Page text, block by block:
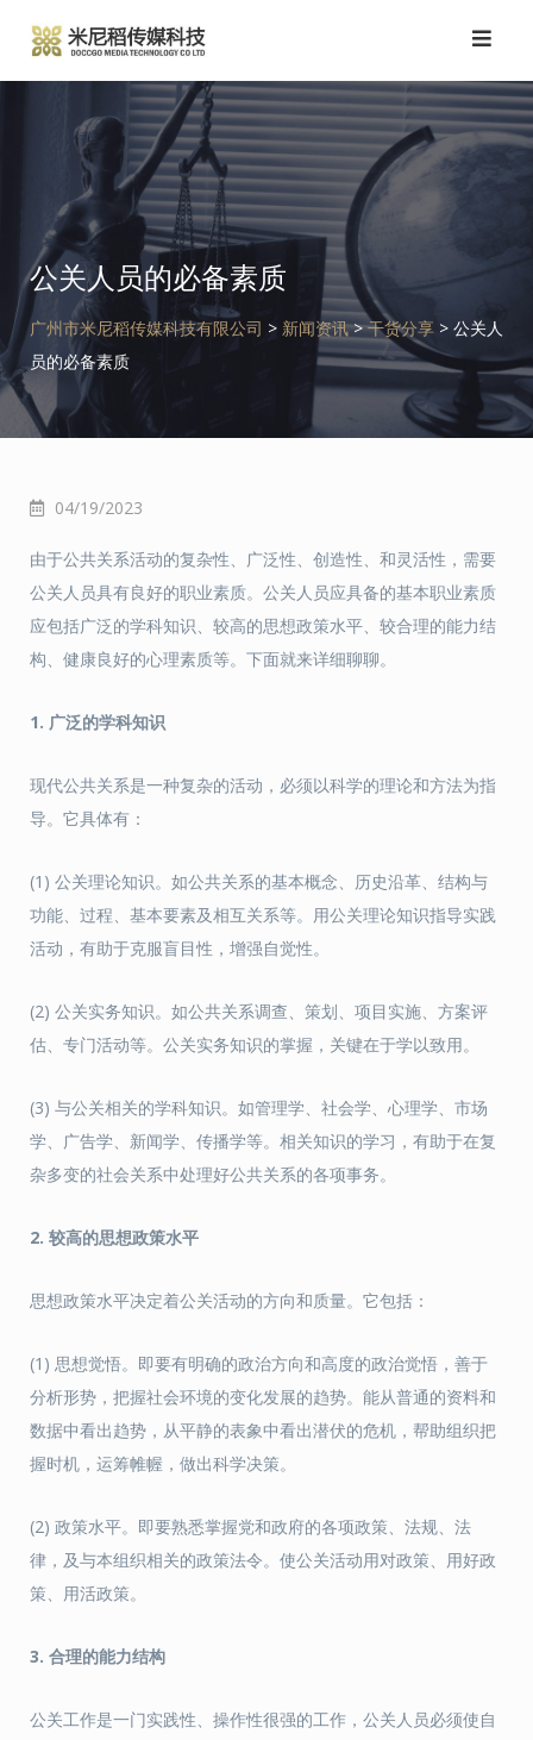
到
公关人员的必备素质
广州市米尼稻传媒科技有限公司 > 新闻资讯>干货分享 > 公关人
员的必备素质
04/19/2023
由于公共关系活动的复杂性、广泛性、创造性、和灵活性，需要
公关人员具有良好的职业素质。公关人员应具备的基本职业素质
应包括广泛的学科知识、较高的思想政策水平、较合理的能力结
构、健康良好的心理素质等。下面就来详细聊聊。
1. 广泛的学科知识
现代公共关系是一种复杂的活动，必须以科学的理论和方法为指
导。它具体有：
(1) 公关理论知识。如公共关系的基本概念、历史沿革、结构与
功能、过程、基本要素及相互关系等。用公关理论知识指导实践
活动，有助于克服盲目性，增强自觉性。
(2) 公关实务知识。如公共关系调查、策划、项目实施、方案评
估、专门活动等。公关实务知识的掌握，关键在于学以致用。
(3) 与公关相关的学科知识。如管理学、社会学、心理学、市场
学、广告学、新闻学、传播学等。相关知识的学习，有助于在复
杂多变的社会关系中处理好公共关系的各项事务。
2. 较高的思想政策水平
思想政策水平决定着公关活动的方向和质量。它包括：
(1) 思想觉悟。即要有明确的政治方向和高度的政治觉悟，善于
分析形势，把握社会环境的变化发展的趋势。能从普通的资料和
数据中看出趋势，从平静的表象中看出潜伏的危机，帮助组织把
握时机，运筹帷幄，做出科学决策。
(2) 政策水平。即要熟悉掌握党和政府的各项政策、法规、法
律，及与本组织相关的政策法令。使公关活动用对政策、用好政
策、用活政策。
3. 合理的能力结构
公关工作是一门实践性、操作性很强的工作，公关人员必须使自